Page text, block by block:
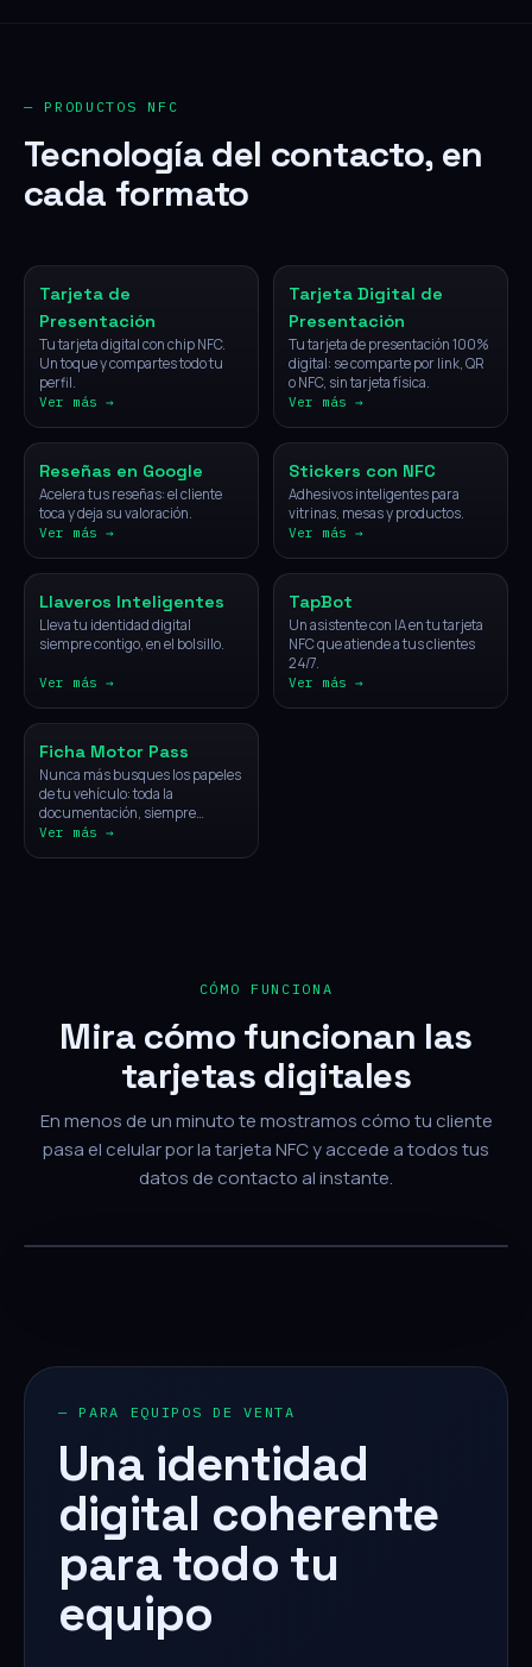
— PRODUCTOS NFC
Tecnología del contacto, en
cada formato
Tarjeta de
Presentación
Tu tarjeta digital con chip NFC.
Un toque y compartes todo tu
perfil.
Ver más →
Tarjeta Digital de
Presentación
Tu tarjeta de presentación 100%
digital: se comparte por link, QR
o NFC, sin tarjeta física.
Ver más →
NFC
Reseñas en Google
Acelera tus reseñas: el cliente
toca y deja su valoración.
Ver más →
NFC
Stickers con NFC
Adhesivos inteligentes para
vitrinas, mesas y productos.
Ver más →
NFC
Llaveros Inteligentes
Lleva tu identidad digital
siempre contigo, en el bolsillo.
Ver más →
IA
TapBot
Un asistente con IA en tu tarjeta
NFC que atiende a tus clientes
24/7.
Ver más →
Vehículos
Ficha Motor Pass
Nunca más busques los papeles
de tu vehículo: toda la
documentación, siempre
disponible con un solo toque.
Ver más →
CÓMO FUNCIONA
Mira cómo funcionan las
tarjetas digitales
En menos de un minuto te mostramos cómo tu cliente
pasa el celular por la tarjeta NFC y accede a todos tus
datos de contacto al instante.
— PARA EQUIPOS DE VENTA
Una identidad
digital coherente
para todo tu
equipo